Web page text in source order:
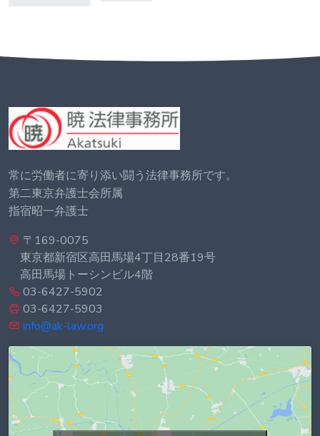
常に労働者に寄り添い闘う法律事務所です。
第二東京弁護士会所属
指宿昭一弁護士
〒169-0075
東京都新宿区高田馬場4丁目28番19号
高田馬場トーシンビル4階
03-6427-5902
03-6427-5903
info@ak-law.org